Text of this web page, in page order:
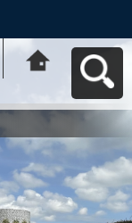
ー ざまっとへ